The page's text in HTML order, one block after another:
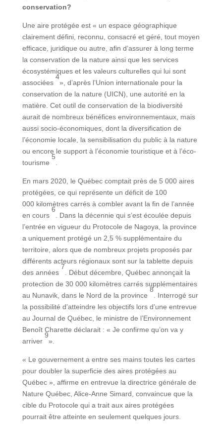
conservation?
Une aire protégée est « un espace géographique
clairement défini, reconnu, consacré et géré, tout moyen
efficace, juridique ou autre, afin d’assurer à long terme
la conservation de la nature ainsi que les services
écosystémiques et les valeurs culturelles qui lui sont
associées
4
», d’après l’Union internationale pour la
conservation de la nature (UICN), une autorité en la
matière. Cet outil de conservation de la biodiversité
aurait de nombreux bénéfices environnementaux, mais
aussi socio-économiques, dont la diversification de
l’économie locale, la sensibilisation du public à la nature
ou encore le support à l’économie touristique et à l’éco-
tourisme
5
En mars 2020, le Québec comptait près de 5 000 aires
protégées, ce qui représente un déficit de 100
000 kilomètres carrés à combler avant la fin de l’année
en cours
6
. Dans la décennie qui s’est écoulée depuis
l’entrée en vigueur du Protocole de Nagoya, la province
a uniquement protégé un 2,5 % supplémentaire du
territoire, alors que de nombreux projets proposés par
différents acteurs régionaux sont sur la tablette depuis
des années
7
. Début décembre, Québec annonçait la
protection de 30 000 kilomètres carrés supplémentaires
au Nunavik, dans le Nord de la province
8
. Interrogé sur
la possibilité d’atteindre les objectifs lors d’une entrevue
au Journal de Québec, le ministre de l’Environnement
Benoît Charette déclarait : « Je confirme qu’on va y
arriver
9
».
« Le gouvernement a entre ses mains toutes les cartes
pour doubler la superficie des aires protégées au
Québec », affirme en entrevue la directrice générale de
Nature Québec, Alice-Anne Simard, convaincue que la
cible du Protocole qui a trait aux aires protégées
pourrait être atteinte en seulement quelques jours.